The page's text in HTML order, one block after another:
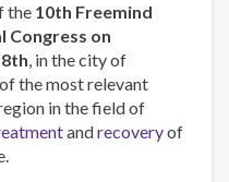
the 10th Freemind
Congress on
, in the city of
the most relevant
in the field of
andrecoveryof